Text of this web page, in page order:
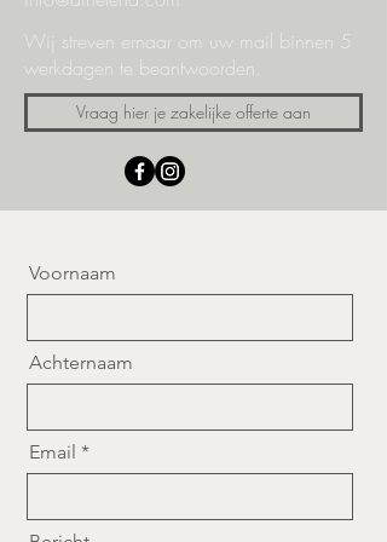
Wij streven ernaar om uw mail binnen 5
werkdagen te beantwoorden.
Vraag hier je zakelijke offerte aan
Voornaam
Achternaam
Email